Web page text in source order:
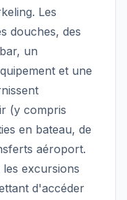
Les
douches, des
un
et une
(y compris
en bateau, de
aéroport.
les excursions
d'accéder